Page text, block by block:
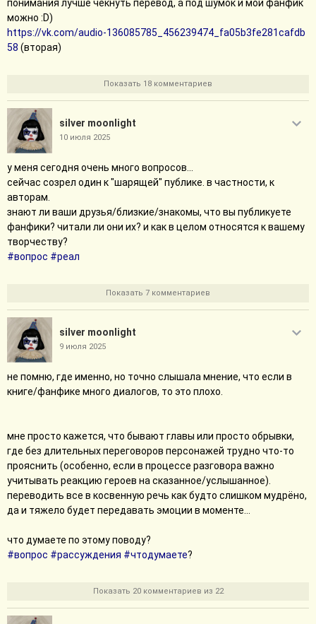
понимания лучше чекнуть перевод, а под шумок и мой фанфик
можно :D)
https://vk.com/audio-136085785_456239474_fa05b3fe281cafdb
58 (вторая)
Показать 18 комментариев
silver moonlight
10 июля 2025
у меня сегодня очень много вопросов...
сейчас созрел один к "шарящей" публике. в частности, к
авторам.
знают ли ваши друзья/близкие/знакомы, что вы публикуете
фанфики? читали ли они их? и как в целом относятся к вашему
творчеству?
#вопрос #реал
Показать 7 комментариев
silver moonlight
9 июля 2025
не помню, где именно, но точно слышала мнение, что если в
книге/фанфике много диалогов, то это плохо.
мне просто кажется, что бывают главы или просто обрывки,
где без длительных переговоров персонажей трудно что-то
прояснить (особенно, если в процессе разговора важно
учитывать реакцию героев на сказанное/услышанное).
переводить все в косвенную речь как будто слишком мудрёно,
да и тяжело будет передавать эмоции в моменте...
что думаете по этому поводу?
#вопрос #рассуждения #чтодумаете?
Показать 20 комментариев из 22